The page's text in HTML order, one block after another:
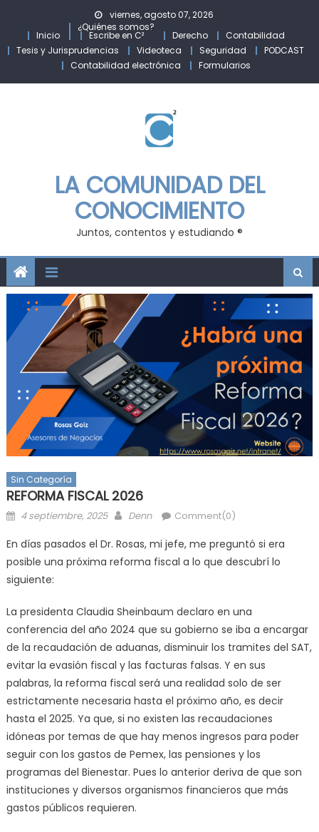
content
viernes, agosto 07, 2026
Inicio
¿Quiénes somos?
Escribe en C² Derecho
Contabilidad
Tesis y Jurisprudencias
Videoteca Seguridad
PODCAST
Contabilidad electrónica
Formularios
LA COMUNIDAD DEL
CONOCIMIENTO
Juntos, contentos y estudiando ®
Sin Categoría
REFORMA FISCAL 2026
Posted
4 septiembre, 2025 Author
Denn Comment(0)
En días pasados el Dr. Rosas, mi jefe, me preguntó si era
posible una próxima reforma fiscal a lo que descubrí lo
siguiente:
La presidenta Claudia Sheinbaum declaro en una
conferencia del año 2024 que su gobierno se iba a encargar
de la recaudación de aduanas, disminuir los tramites del SAT,
evitar la evasión fiscal y las facturas falsas. Y en sus
palabras, la reforma fiscal será una realidad solo de ser
estrictamente necesaria hasta el próximo año, es decir
hasta el 2025. Ya que, si no existen las recaudaciones
idóneas por temas de que hay menos ingresos para poder
seguir con los gastos de Pemex, las pensiones y los
programas del Bienestar. Pues lo anterior deriva de que son
instituciones y diversos organismos financieros que más
gastos públicos requieren.